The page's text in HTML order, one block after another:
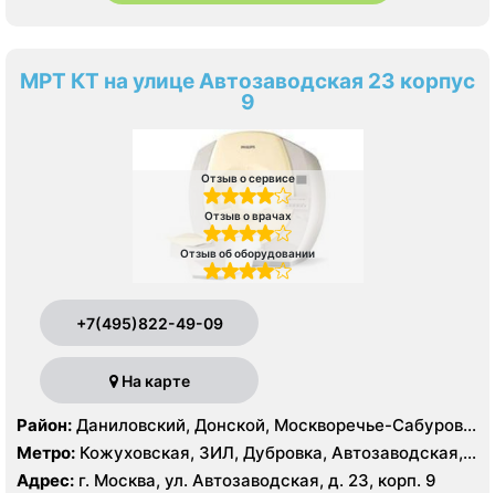
МРТ КТ на улице Автозаводская 23 корпус
9
Отзыв о сервисе
Отзыв о врачах
Отзыв об оборудовании
+7(495)822-49-09
На карте
Район: Даниловский, Донской, Москворечье-Сабурово,
Нагатино-Садовники, Нагатинский Затон, Нагорный
Метро: Кожуховская, ЗИЛ, Дубровка, Автозаводская,
Нагатинская, Технопарк, Тульская, Угрешская
Адрес: г. Москва, ул. Автозаводская, д. 23, корп. 9